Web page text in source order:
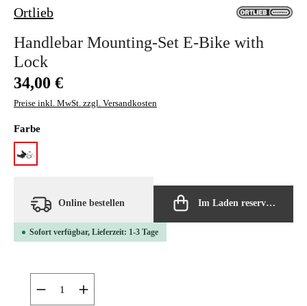
Ortlieb
Handlebar Mounting-Set E-Bike with
Lock
Regulärer Preis:
34,00 €
Preise inkl. MwSt. zzgl. Versandkosten
Farbeauswählen
black
Online bestellen Im Laden reservieren
Sofort verfügbar, Lieferzeit: 1-3 Tage
Produkt Anzahl: Gib den gewünschten Wert ein oder